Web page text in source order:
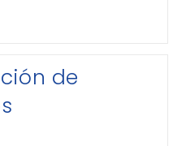
de